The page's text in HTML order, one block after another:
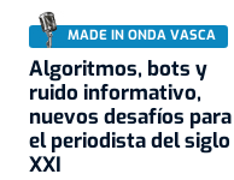
MADE IN ONDA VASCA
Algoritmos, bots y
ruido informativo,
nuevos desafíos para
el periodista del siglo
XXI